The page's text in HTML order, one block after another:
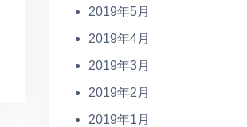
2019年5月
2019年4月
2019年3月
2019年2月
2019年1月